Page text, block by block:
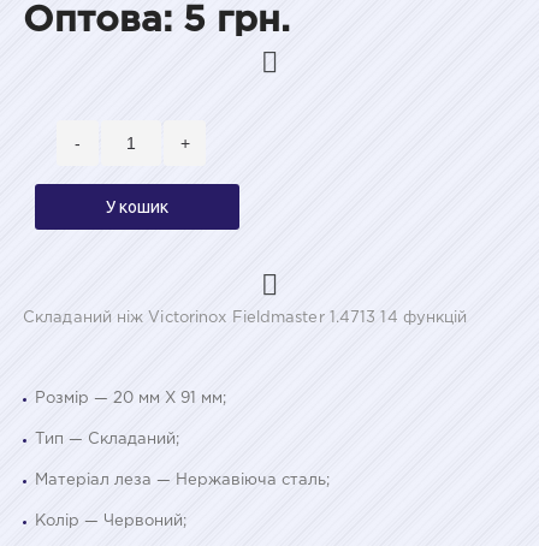
Оптова: 5 грн.
- +
У кошик
Складаний ніж Victorinox Fieldmaster 1.4713 14 функцій
Розмір — 20 мм Х 91 мм;
Тип — Складаний;
Матеріал леза — Нержавіюча сталь;
Колір — Червоний;